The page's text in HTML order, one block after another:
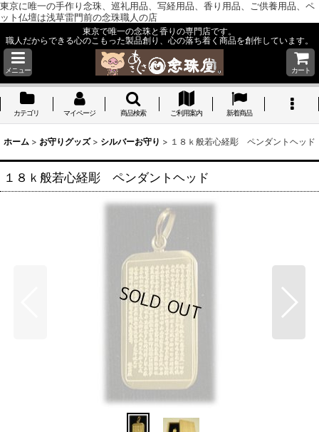
東京に唯一の手作り念珠、巡礼用品、写経用品、香り用品、ご供養用品、ペ
ット仏壇は浅草雷門前の念珠職人の店
東京で唯一の念珠と香りの専門店です。
職人だからできる心のこもった製品創り、心の落ち着く商品を創作しています。
メニュー カート
カテゴリ マイページ 商品検索 ご利用案内 新着商品
ホーム > お守りグッズ > シルバーお守り > １８ｋ般若心経彫 ペンダントヘッド
１８ｋ般若心経彫 ペンダントヘッド